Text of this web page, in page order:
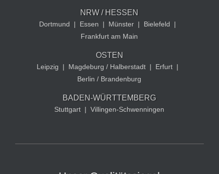
NRW / HESSEN
Dortmund | Essen | Münster | Bielefeld
|
Frankfurt am Main
OSTEN
Leipzig | Magdeburg / Halberstadt | Erfurt |
Berlin / Brandenburg
BADEN-WÜRTTEMBERG
Stuttgart | Villingen-Schwenningen